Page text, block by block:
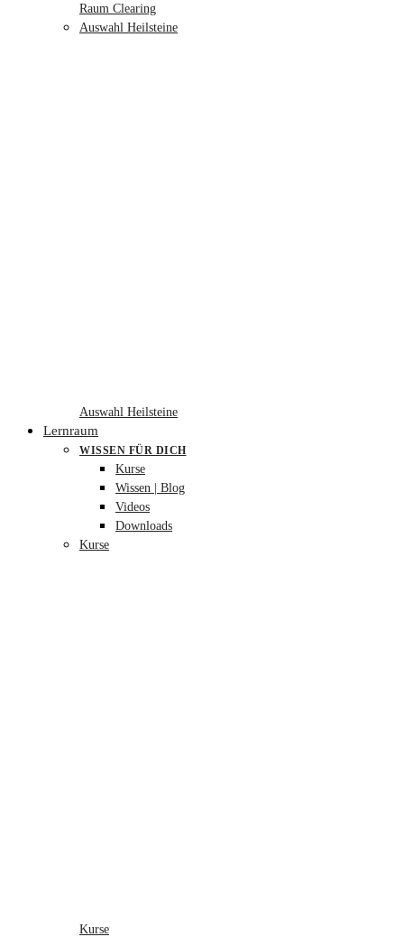
Raum Clearing
Auswahl Heilsteine
Auswahl Heilsteine
Lernraum
WISSEN FÜR DICH
Kurse
Wissen | Blog
Videos
Downloads
Kurse
Kurse